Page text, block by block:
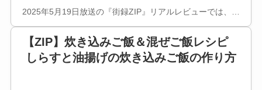
2025年5月19日放送の『街録ZIP』リアルレビューでは、…
【ZIP】炊き込みご飯＆混ぜご飯レシピ
しらすと油揚げの炊き込みご飯の作り方